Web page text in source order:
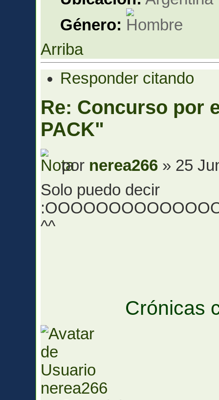
Género:
Arriba
Responder citando
Re: Concurso por
PACK"
por nerea266 » 25
Solo puedo decir
^^
Crónicas
nerea266